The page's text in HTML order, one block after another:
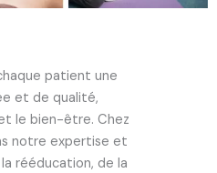
patient une
et de qualité,
le bien-être. Chez
notre expertise et
rééducation, de la